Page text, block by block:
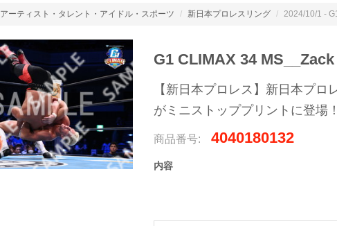
アーティスト・タレント・アイドル・スポーツ 新日本プロレスリング 2024/10/1 -
G1 CLIMAX 34
【新日本プロレス】新日本プ
がミニストッププリントに登場！
商品番号: 4040180132
内容